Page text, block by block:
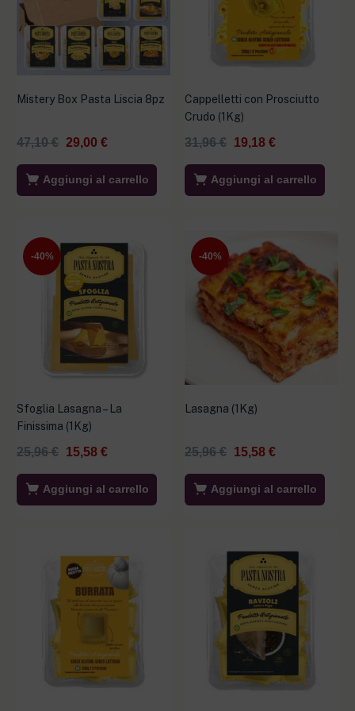
Mistery Box Pasta Liscia 8pz
47,10€ 29,00 €
Aggiungi al carrello
Cappelletti con Prosciutto
Crudo (1Kg)
31,96€ 19,18 €
Aggiungi al carrello
-40%
Sfoglia Lasagna – La
Finissima (1Kg)
25,96€ 15,58 €
Aggiungi al carrello
-40%
Lasagna (1Kg)
25,96€ 15,58 €
Aggiungi al carrello